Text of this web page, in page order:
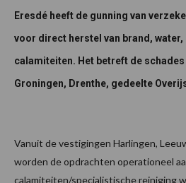
Eresdé heeft de gunning van
voor direct herstel van brand,
calamiteiten. Het betreft de
Groningen, Drenthe, gedeelte
Vanuit de vestigingen Harlingen,
worden de opdrachten operationeel
calamiteiten/specialistische reiniging